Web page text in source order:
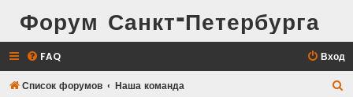
Форум Санкт-Петербурга
FAQ Вход
Список форумов Наша команда